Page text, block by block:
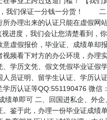
我们保证一分钱一分货！ 二
办理出来的认证只能在虚假网
度，我们会让您清楚看到，
虚假报价，毕业证、成绩单
频看下对方的办公环境，办理
学历文凭、假文凭假毕业证
员证明、留学生认证、学历
历认证等QQ:551190476 微
绩单即可 二、回国进私企、外
鉴于此，办理一份毕业证成